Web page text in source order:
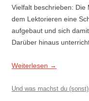
Vielfalt beschrieben: Die
dem Lektorieren eine
aufgebaut und sich
Darüber hinaus
Weiterlesen →
Und was machst du